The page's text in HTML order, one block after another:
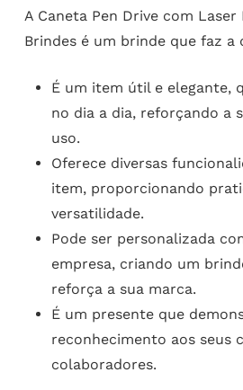
A Caneta Pen Drive com Laser
Brindes é um brinde que faz a
É um item útil e elegante,
no dia a dia, reforçando a
uso.
Oferece diversas
item, proporcionando
versatilidade.
Pode ser personalizada
empresa, criando um
reforça a sua marca.
É um presente que
reconhecimento aos seus
colaboradores.